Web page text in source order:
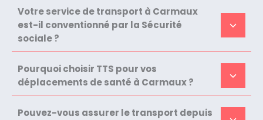
Votre service de transport à Carmaux
est-il conventionné par la Sécurité
sociale ?
Pourquoi choisir TTS pour vos
déplacements de santé à Carmaux ?
Pouvez-vous assurer le transport depuis